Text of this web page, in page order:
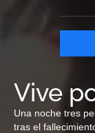
Vive
Una noche tres
tras el